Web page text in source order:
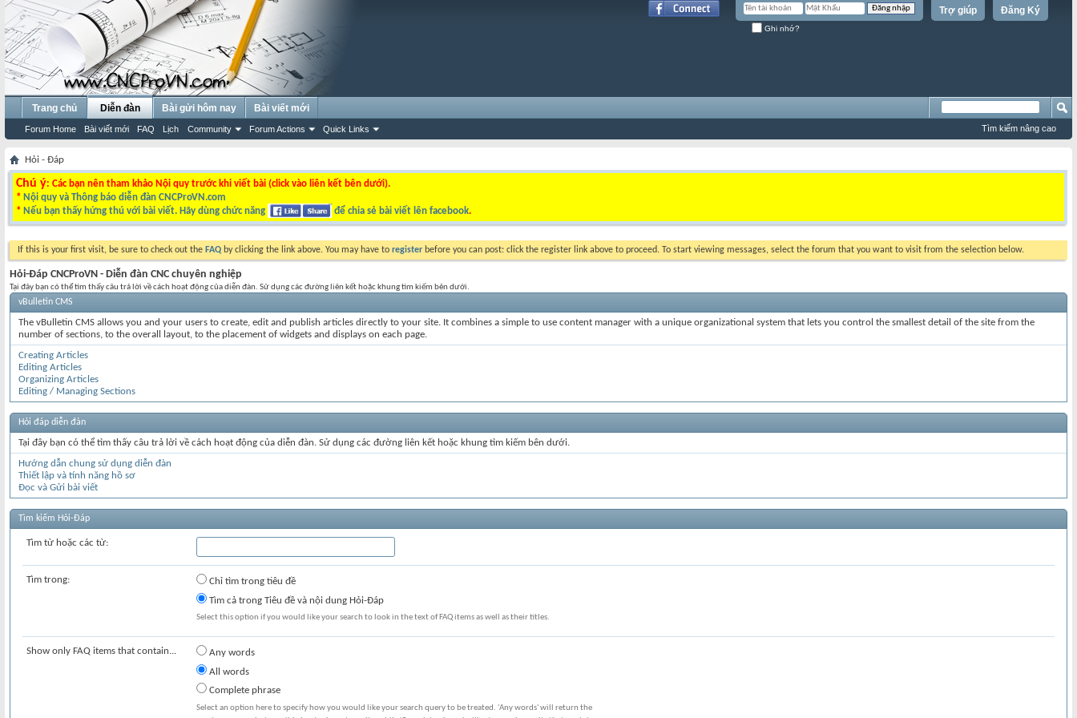
Đăng Ký
Trợ giúp
Ghi nhớ?
Trang chủ Diễn đàn
Forum Home Bài viết mới FAQ Lịch Community Forum Actions Quick Links
Bài gửi hôm nay Bài viết mới
Tìm kiếm nâng cao
Hỏi - Đáp
Chú ý: Các bạn nên tham khảo Nội quy trước khi viết bài (click vào liên kết bên dưới).
* Nội quy và Thông báo diễn đàn CNCProVN.com
* Nếu bạn thấy hứng thú với bài viết. Hãy dùng chức năng để chia sẻ bài viết lên facebook.
If this is your first visit, be sure to check out the FAQ by clicking the link above. You may have to register before you can post: click the register link above to proceed. To start viewing messages, select the forum that you want to visit from the selection below.
Hỏi-Đáp CNCProVN - Diễn đàn CNC chuyên nghiệp
Tại đây bạn có thể tìm thấy câu trả lời về cách hoạt động của diễn đàn. Sử dụng các đường liên kết hoặc khung tìm kiếm bên dưới.
vBulletin CMS
The vBulletin CMS allows you and your users to create, edit and publish articles directly to your site. It combines a simple to use content manager with a unique organizational system that lets you control the smallest detail of the site from the
number of sections, to the overall layout, to the placement of widgets and displays on each page.
Creating Articles
Editing Articles
Organizing Articles
Editing / Managing Sections
Hỏi đáp diễn đàn
Tại đây bạn có thể tìm thấy câu trả lời về cách hoạt động của diễn đàn. Sử dụng các đường liên kết hoặc khung tìm kiếm bên dưới.
Hướng dẫn chung sử dụng diễn đàn
Thiết lập và tính năng hồ sơ
Đọc và Gửi bài viết
Tìm kiếm Hỏi-Đáp
Tìm từ hoặc các từ:
Tìm trong:
Chỉ tìm trong tiêu đề
Tìm cả trong Tiêu đề và nội dung Hỏi-Đáp
Select this option if you would like your search to look in the text of FAQ items as well as their titles.
Show only FAQ items that contain...
Any words
All words
Complete phrase
Select an option here to specify how you would like your search query to be treated. 'Any words' will return the